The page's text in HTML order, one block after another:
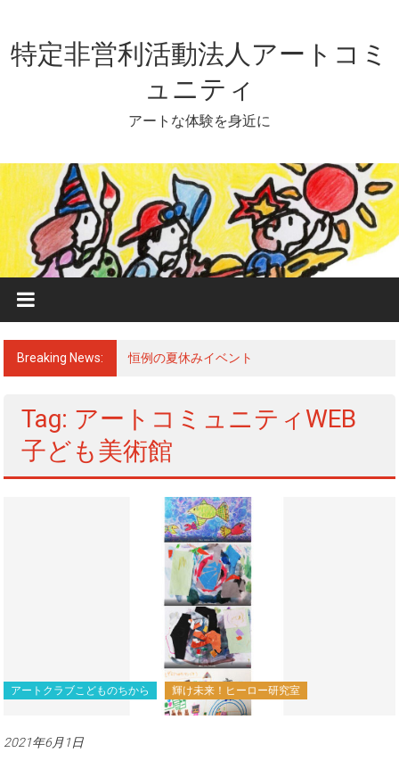
content
特定非営利活動法人アートコミ
ュニティ
アートな体験を身近に
Breaking News: 恒例の夏休みイベント
Tag: アートコミュニティWEB
子ども美術館
アートクラブこどものちから 輝け未来！ヒーロー研究室
2021年6月1日